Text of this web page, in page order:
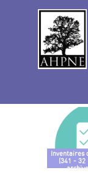
Inventaires
(341 - 32